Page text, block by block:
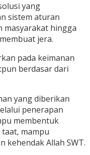
yang
sistem aturan
masyarakat hingga
jera.
pada keimanan
berdasar dari
yang diberikan
penerapan
membentuk
mampu
kehendak Allah SWT.